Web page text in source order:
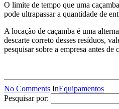
O limite de tempo que uma
pode ultrapassar a quantidade de
A locação de caçamba é uma
descarte correto desses resíduos,
pesquisar sobre a empresa antes de
No Comments InEquipamentos
Pesquisar por: